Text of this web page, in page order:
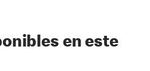
en este